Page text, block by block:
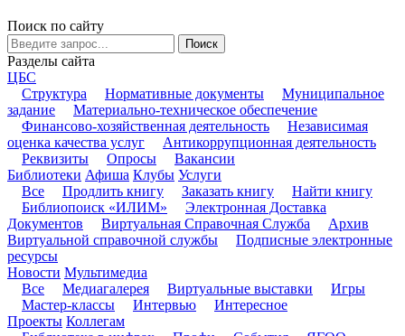
Поиск по сайту
Поиск
Разделы сайта
ЦБС
Структура
Нормативные документы
Муниципальное
задание
Материально-техническое обеспечение
Финансово-хозяйственная деятельность
Независимая
оценка качества услуг
Антикоррупционная деятельность
Реквизиты
Опросы
Вакансии
Библиотеки Афиша Клубы Услуги
Все
Продлить книгу Заказать книгу
Найти книгу
Библиопоиск «ИЛИМ»
Электронная Доставка
Документов
Виртуальная Справочная Служба
Архив
Виртуальной справочной службы
Подписные электронные
ресурсы
Новости Мультимедиа
Все
Медиагалерея Виртуальные выставки
Игры
Мастер-классы
Интервью
Интересное
Проекты Коллегам